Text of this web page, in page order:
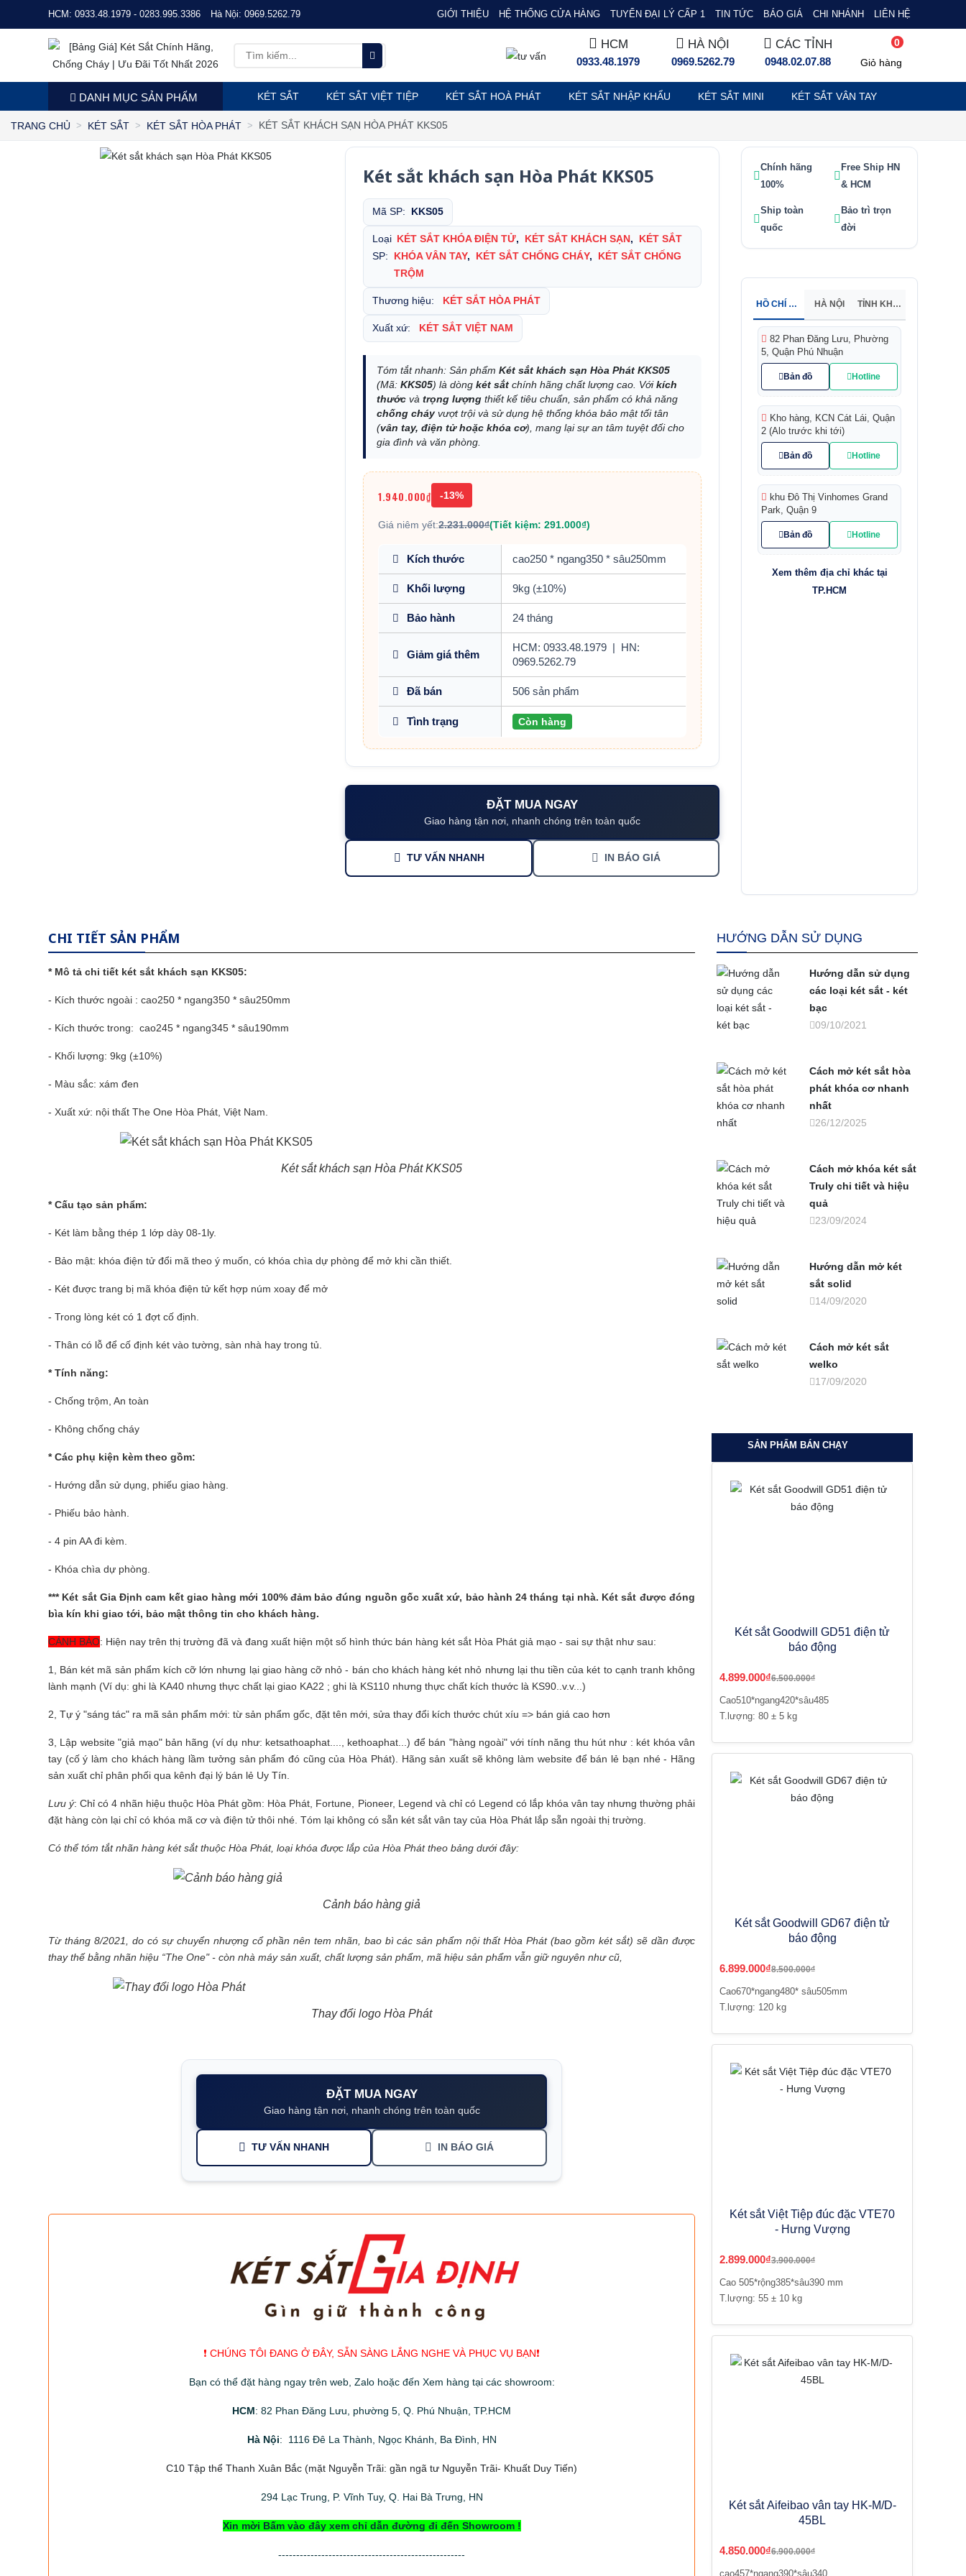
HCM: 0933.48.1979 - 0283.995.3386 Hà Nội: 0969.5262.79 GIỚI THIỆU HỆ THỐNG CỬA HÀNG TUYỂN ĐẠI LÝ CẤP 1 TIN TỨC BÁO GIÁ CHI NHÁNH LIÊN HỆ
HCM
0933.48.1979
HÀ NỘI
0969.5262.79
CÁC TỈNH
0948.02.07.88
0
Giỏ hàng
DANH MỤC SẢN PHẨM KÉT SẮT KÉT SẮT VIỆT TIỆP KÉT SẮT HOÀ PHÁT KÉT SẮT NHẬP KHẨU KÉT SẮT MINI KÉT SẮT VÂN TAY
TRANG CHỦ KÉT SẮT KÉT SẮT HÒA PHÁT KÉT SẮT KHÁCH SẠN HÒA PHÁT KKS05
Két sắt khách sạn Hòa Phát KKS05
Mã SP: KKS05
Loại
SP:
KÉT SẮT KHÓA ĐIỆN TỬ, KÉT SẮT KHÁCH SẠN ,
KÉT SẮT
KHÓA VÂN TAY, KÉT SẮT CHỐNG CHÁY,
KÉT SẮT CHỐNG
TRỘM
Thương hiệu: KÉT SẮT HÒA PHÁT
Xuất xứ: KÉT SẮT VIỆT NAM
Tóm tắt nhanh: Sản phẩmKét sắt khách sạn Hòa Phát KKS05
(Mã:KKS05) là dòngkét sắt chính hãng chất lượng cao. Vớikích
thước vàtrọng lượng thiết kế tiêu chuẩn, sản phẩm có khả năng
chống cháy vượt trội và sử dụng hệ thống khóa bảo mật tối tân
(vân tay, điện tử hoặc khóa cơ), mang lại sự an tâm tuyệt đối cho
gia đình và văn phòng.
1.940.000₫ -13%
Giá niêm yết:2.231.000₫(Tiết kiệm: 291.000₫)
Kích thước cao250 * ngang350 * sâu250mm
Khối lượng 9kg (±10%)
Bảo hành 24 tháng
Giảm giá thêm
HCM: 0933.48.1979
HN:
0969.5262.79
Đã bán 506 sản phẩm
Tình trạng Còn hàng
ĐẶT MUA NGAY
Giao hàng tận nơi, nhanh chóng trên toàn quốc
TƯ VẤN NHANH IN BÁO GIÁ
Chính hãng
100%
Free Ship HN
& HCM
Ship toàn
quốc
Bảo trì trọn
đời
HỒ CHÍ MINH HÀ NỘI TỈNH KHÁC
82 Phan Đăng Lưu, Phường
5, Quận Phú Nhuận
Bản đồ Hotline
Kho hàng, KCN Cát Lái, Quận
2 (Alo trước khi tới)
Bản đồ Hotline
khu Đô Thị Vinhomes Grand
Park, Quận 9
Bản đồ Hotline
Xem thêm địa chỉ khác tại
TP.HCM
CHI TIẾT SẢN PHẨM
* Mô tả chi tiết két sắt khách sạn KKS05:
- Kích thước ngoài : cao250 * ngang350 * sâu250mm
- Kích thước trong: cao245 * ngang345 * sâu190mm
- Khối lượng: 9kg (±10%)
- Màu sắc: xám đen
- Xuất xứ: nội thất The One Hòa Phát, Việt Nam.
Két sắt khách sạn Hòa Phát KKS05
* Cấu tạo sản phẩm:
- Két làm bằng thép 1 lớp dày 08-1ly.
- Bảo mật: khóa điện tử đổi mã theo ý muốn, có khóa chìa dự phòng để mở khi cần thiết.
- Két được trang bị mã khóa điện tử kết hợp núm xoay để mở
- Trong lòng két có 1 đợt cố định.
- Thân có lỗ để cố định két vào tường, sàn nhà hay trong tủ.
* Tính năng:
- Chống trộm, An toàn
- Không chống cháy
* Các phụ kiện kèm theo gồm:
- Hướng dẫn sử dụng, phiếu giao hàng.
- Phiếu bảo hành.
- 4 pin AA đi kèm.
- Khóa chìa dự phòng.
*** Két sắt Gia Định cam kết giao hàng mới 100% đảm bảo đúng nguồn gốc xuất xứ, bảo hành 24 tháng tại nhà. Két sắt được đóng
bìa kín khi giao tới, bảo mật thông tin cho khách hàng.
CẢNH BÁO: Hiện nay trên thị trường đã và đang xuất hiện một số hình thức bán hàng két sắt Hòa Phát giả mạo - sai sự thật như sau:
1, Bán két mã sản phẩm kích cỡ lớn nhưng lại giao hàng cỡ nhỏ - bán cho khách hàng két nhỏ nhưng lại thu tiền của két to cạnh tranh không
lành mạnh (Ví dụ: ghi là KA40 nhưng thực chất lại giao KA22 ; ghi là KS110 nhưng thực chất kích thước là KS90..v.v...)
2, Tự ý "sáng tác" ra mã sản phẩm mới: từ sản phẩm gốc, đặt tên mới, sửa thay đổi kích thước chút xíu => bán giá cao hơn
3, Lập website "giả mạo" bản hãng (ví dụ như: ketsathoaphat...., kethoaphat...) để bán "hàng ngoài" với tính năng thu hút như : két khóa vân
tay (cố ý làm cho khách hàng lầm tưởng sản phẩm đó cũng của Hòa Phát). Hãng sản xuất sẽ không làm website để bán lẻ bạn nhé - Hãng
sản xuất chỉ phân phối qua kênh đại lý bán lẻ Uy Tín.
Lưu ý: Chỉ có 4 nhãn hiệu thuộc Hòa Phát gồm: Hòa Phát, Fortune, Pioneer, Legend và chỉ có Legend có lắp khóa vân tay nhưng thường phải
đặt hàng còn lại chỉ có khóa mã cơ và điện tử thôi nhé. Tóm lại không có sẵn két sắt vân tay của Hòa Phát lắp sẵn ngoài thị trường.
Có thể tóm tắt nhãn hàng két sắt thuộc Hòa Phát, loại khóa được lắp của Hòa Phát theo bảng dưới đây:
Cảnh báo hàng giả
Từ tháng 8/2021, do có sự chuyển nhượng cổ phần nên tem nhãn, bao bì các sản phẩm nội thất Hòa Phát (bao gồm két sắt) sẽ dần được
thay thế bằng nhãn hiệu “The One" - còn nhà máy sản xuất, chất lượng sản phẩm, mã hiệu sản phẩm vẫn giữ nguyên như cũ,
Thay đổi logo Hòa Phát
ĐẶT MUA NGAY
Giao hàng tận nơi, nhanh chóng trên toàn quốc
TƯ VẤN NHANH IN BÁO GIÁ
❗️ CHÚNG TÔI ĐANG Ở ĐÂY, SẴN SÀNG LẮNG NGHE VÀ PHỤC VỤ BẠN❗️
Bạn có thể đặt hàng ngay trên web, Zalo hoặc đến Xem hàng tại các showroom:
HCM: 82 Phan Đăng Lưu, phường 5, Q. Phú Nhuận, TP.HCM
Hà Nội: 1116 Đê La Thành, Ngọc Khánh, Ba Đình, HN
C10 Tập thể Thanh Xuân Bắc (mặt Nguyễn Trãi: gần ngã tư Nguyễn Trãi- Khuất Duy Tiến)
294Lạc Trung, P. Vĩnh Tuy, Q. Hai Bà Trưng, HN
Xin mời Bấm vào đây xem chỉ dẫn đường đi đến Showroom !
----------------------------------------------------
HƯỚNG DẪN SỬ DỤNG
Hướng dẫn sử dụng
các loại két sắt - két
bạc
09/10/2021
Cách mở két sắt hòa
phát khóa cơ nhanh
nhất
26/12/2025
Cách mở khóa két sắt
Truly chi tiết và hiệu
quả
23/09/2024
Hướng dẫn mở két
sắt solid
14/09/2020
Cách mở két sắt
welko
17/09/2020
SẢN PHẨM BÁN CHẠY
Két sắt Goodwill GD51 điện tử
báo động
4.899.000₫6.500.000₫
Cao510*ngang420*sâu485
T.lượng: 80 ± 5 kg
Két sắt Goodwill GD67 điện tử
báo động
6.899.000₫8.500.000₫
Cao670*ngang480* sâu505mm
T.lượng: 120 kg
Két sắt Việt Tiệp đúc đặc VTE70
- Hưng Vượng
2.899.000₫3.900.000₫
Cao 505*rộng385*sâu390 mm
T.lượng: 55 ± 10 kg
Két sắt Aifeibao vân tay HK-M/D-
45BL
4.850.000₫6.900.000₫
cao457*ngang390*sâu340